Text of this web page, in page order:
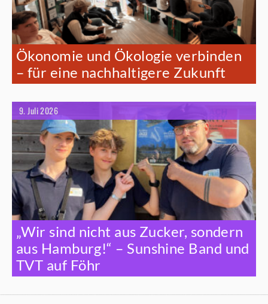
Ökonomie und Ökologie verbinden
– für eine nachhaltigere Zukunft
9. Juli 2026
„Wir sind nicht aus Zucker, sondern
aus Hamburg!“ – Sunshine Band und
TVT auf Föhr